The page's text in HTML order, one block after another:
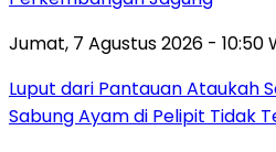
Jumat, 7 Agustus 2026 - 10:50
Luput dari Pantauan Ataukah
Sabung Ayam di Pelipit Tidak